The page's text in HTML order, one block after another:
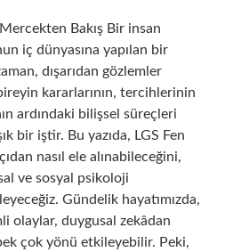
Bakış Bir insan
iç dünyasına yapılan bir
dışarıdan gözlemler
kararlarının, tercihlerinin
ardındaki bilişsel süreçleri
bir iştir. Bu yazıda, LGS Fen
nasıl ele alınabileceğini,
ve sosyal psikoloji
Gündelik hayatımızda,
olaylar, duygusal zekâdan
çok yönü etkileyebilir. Peki,